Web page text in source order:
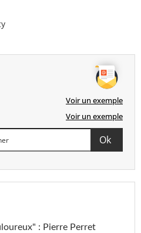
Voir un exemple
Voir un exemple
: Pierre Perret